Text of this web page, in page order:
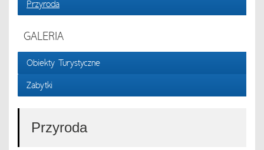
Przyroda
GALERIA
Obiekty Turystyczne
Zabytki
Przyroda